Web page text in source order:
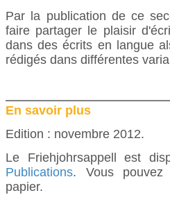
Par la publication de ce
faire partager le plaisir
dans des écrits en langue
rédigés dans différentes
En savoir plus
Edition : novembre 2012.
Le Friehjohrsappell est
Publications. Vous
papier.